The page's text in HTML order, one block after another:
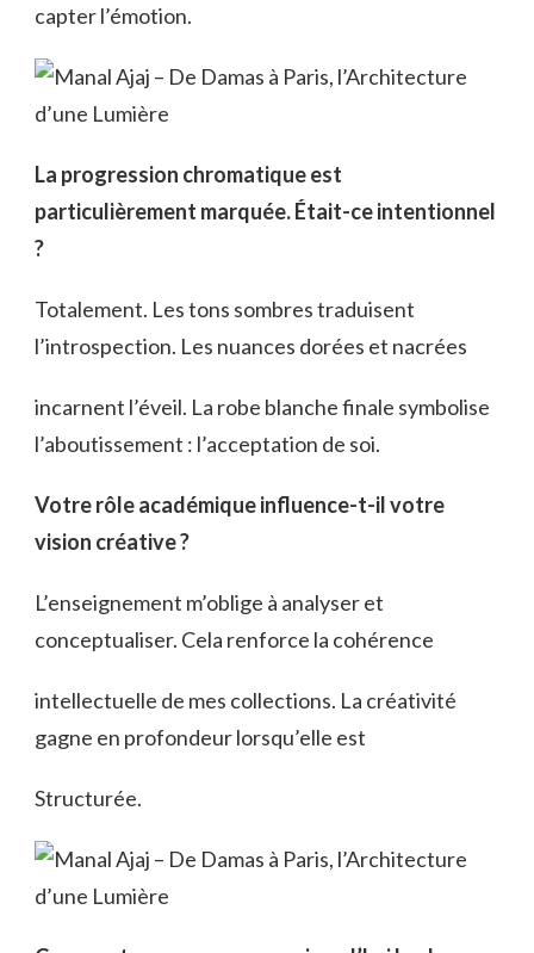
capter l’émotion.
La progression chromatique est
particulièrement marquée. Était-ce intentionnel
?
Totalement. Les tons sombres traduisent
l’introspection. Les nuances dorées et nacrées
incarnent l’éveil. La robe blanche finale symbolise
l’aboutissement : l’acceptation de soi.
Votre rôle académique influence-t-il votre
vision créative ?
L’enseignement m’oblige à analyser et
conceptualiser. Cela renforce la cohérence
intellectuelle de mes collections. La créativité
gagne en profondeur lorsqu’elle est
Structurée.